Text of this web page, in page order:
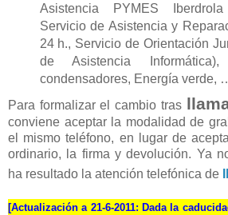
Asistencia PYMES
Servicio de Asistencia y
24 h., Servicio de Orientación
de Asistencia
condensadores, Energía verde,
Para formalizar el cambio tras
conviene aceptar la modalidad de
el mismo teléfono, en lugar de
ordinario, la firma y devolución. Ya
ha resultado la atención telefónica de
[Actualización a 21-6-2011: Dada la